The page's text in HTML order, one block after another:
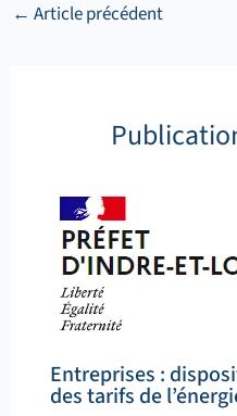
← Article précédent
Entreprises :
des tarifs de